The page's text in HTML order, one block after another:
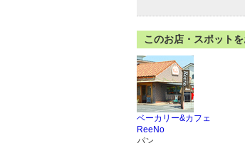
このお店・スポット
ベーカリー&カフェ
ReeNo
パン